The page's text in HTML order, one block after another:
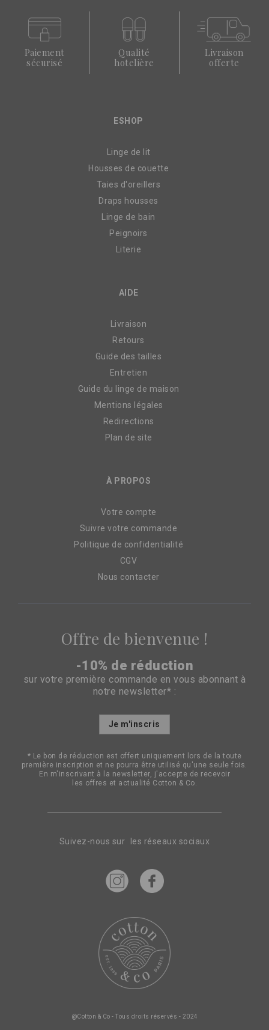
Paiement
sécurisé
Qualité
hotelière
Livraison
offerte
ESHOP
Linge de lit
Housses de couette
Taies d'oreillers
Draps housses
Linge de bain
Peignoirs
Literie
AIDE
Livraison
Retours
Guide des tailles
Entretien
Guide du linge de maison
Mentions légales
Redirections
Plan de site
À PROPOS
Votre compte
Suivre votre commande
Politique de confidentialité
CGV
Nous contacter
Suivez-nous sur les réseaux sociaux
Offre de bienvenue !
-10% de réduction
sur votre première commande en vous abonnant à
notre newsletter* :
Inscription
d’information
:
Je m'inscris
* Le bon de réduction est offert uniquement lors de la toute
première inscription et ne pourra être utilisé qu'une seule fois.
En m'inscrivant à la newsletter, j'accepte de recevoir
les offres et actualité Cotton & Co.
@Cotton & Co - Tous droits réservés - 2024